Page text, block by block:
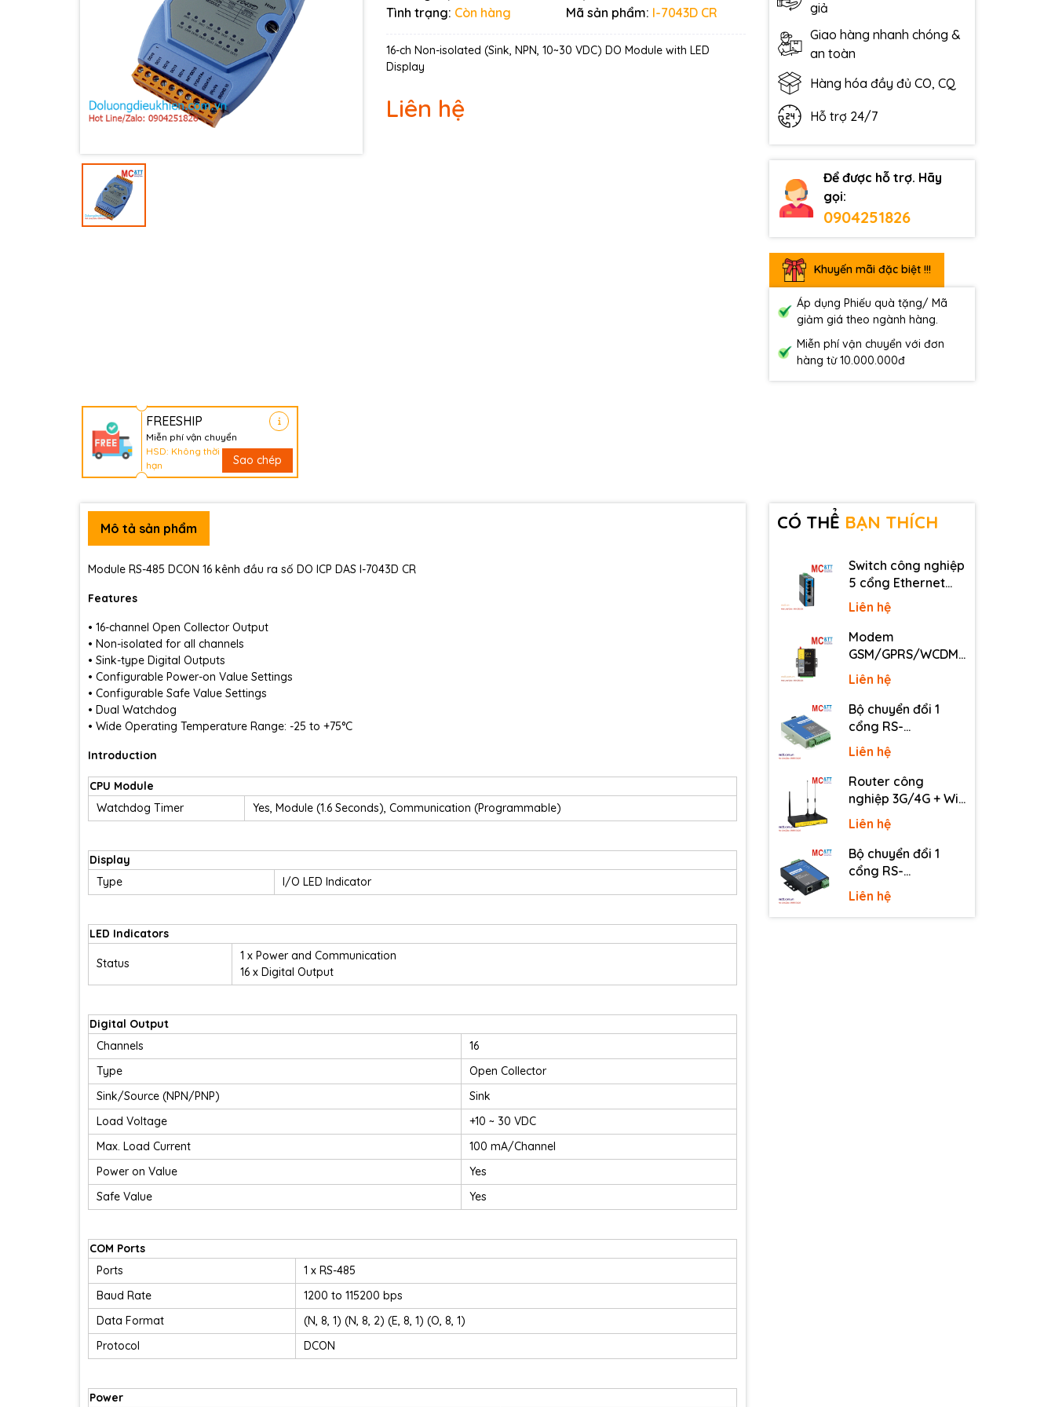
Tình trạng: Còn hàng Mã sản phẩm: I-7043D CR
16-ch Non-isolated (Sink, NPN, 10~30 VDC) DO Module with LED
Display
Liên hệ
giả
Giao hàng nhanh chóng &
an toàn
Hàng hóa đầy đủ CO, CQ
Hỗ trợ 24/7
Để được hỗ trợ. Hãy
gọi:
0904251826
Khuyến mãi đặc biệt !!!
Áp dụng Phiếu quà tặng/ Mã
giảm giá theo ngành hàng.
Miễn phí vận chuyển với đơn
hàng từ 10.000.000đ
FREESHIP
Miễn phí vận chuyển
HSD: Không thời
hạn
Sao chép
Ngày hết hạn:
Mô tả sản phẩm
Module RS-485 DCON 16 kênh đầu ra số DO ICP DAS I-7043D CR
Features
• 16-channel Open Collector Output
• Non-isolated for all channels
• Sink-type Digital Outputs
• Configurable Power-on Value Settings
• Configurable Safe Value Settings
• Dual Watchdog
• Wide Operating Temperature Range: -25 to +75°C
Introduction
CPU Module
Watchdog Timer
Yes, Module (1.6 Seconds), Communication (Programmable)
Display
Type
I/O LED Indicator
LED Indicators
Status
1 x Power and Communication
16 x Digital Output
Digital Output
Channels
16
Type
Open Collector
Sink/Source (NPN/PNP)
Sink
Load Voltage
+10 ~ 30 VDC
Max. Load Current
100 mA/Channel
Power on Value
Yes
Safe Value
Yes
COM Ports
Ports
1 x RS-485
Baud Rate
1200 to 115200 bps
Data Format
(N, 8, 1) (N, 8, 2) (E, 8, 1) (O, 8, 1)
Protocol
DCON
Power
CÓ THỂ BẠN THÍCH
Switch công nghiệp
5 cổng Ethernet
3Onedata IES2105-
5T-P48
Liên hệ
Modem
GSM/GPRS/WCDMA
(3G)/LTE (4G) IP
Four-Faith F2816 V4
Liên hệ
Bộ chuyển đổi 1
cổng RS-
232/485/422 sang
quang 3onedata
MODEL277-S-SC-
20KM (Dual fiber,
20KM)
Liên hệ
Router công
nghiệp 3G/4G + Wi-
Fi + APN/VPN Four-
Faith F3436
Liên hệ
Bộ chuyển đổi 1
cổng RS-
232/485/422 sang
Ethernet 3onedata
NP301
Liên hệ